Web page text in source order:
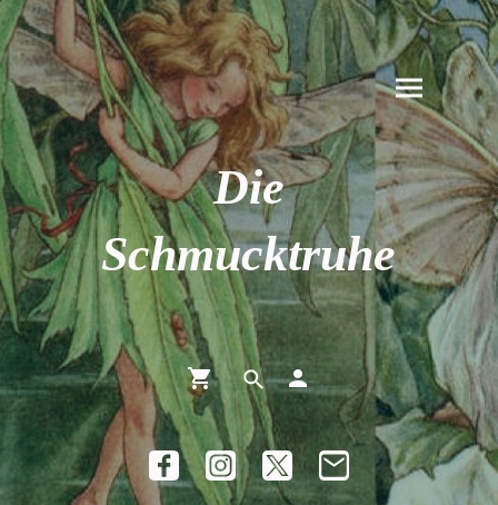
Die
Schmucktruhe